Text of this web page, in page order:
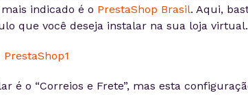
indicado é o PrestaShop Brasil. Aqui,
que você deseja instalar na sua loja virtual.
é o “Correios e Frete”, mas esta